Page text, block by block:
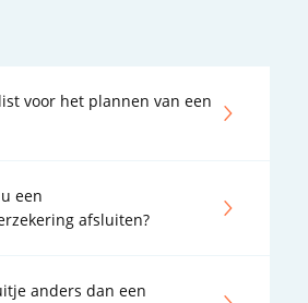
voor het plannen van een
een
afsluiten?
anders dan een